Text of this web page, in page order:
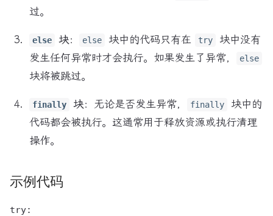
过。
else 块： else 块中的代码只有在 try
块中没有
发生任何异常时才会执行。如果发生了异常，
else
块将被跳过。
finally 块：无论是否发生异常， finally
块中的
代码都会被执行。这通常用于释放资源或执行清理
操作。
示例代码
try: